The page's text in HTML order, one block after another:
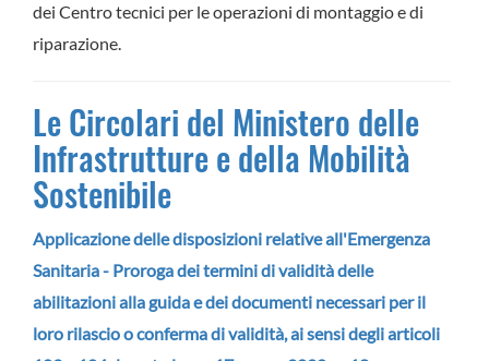
dei Centro tecnici per le operazioni di montaggio e di
riparazione.
Le Circolari del Ministero delle
Infrastrutture e della Mobilità
Sostenibile
Applicazione delle disposizioni relative all'Emergenza
Sanitaria - Proroga dei termini di validità delle
abilitazioni alla guida e dei documenti necessari per il
loro rilascio o conferma di validità, ai sensi degli articoli